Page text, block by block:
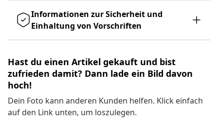
Informationen zur Sicherheit und
Einhaltung von Vorschriften
Hast du einen Artikel gekauft und bist
zufrieden damit? Dann lade ein Bild davon
hoch!
Dein Foto kann anderen Kunden helfen. Klick einfach
auf den Link unten, um loszulegen.